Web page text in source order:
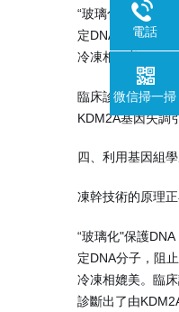
“玻璃化"保護
定DNA分子，阻
冷凍相媲美。
臨床診斷價值：
KDM2A基因失調
四、利用基因組
凍幹技術的原理
“玻璃化"保護
定DNA分子，阻
冷凍相媲美。臨
診斷出了由
電話
微信掃一掃